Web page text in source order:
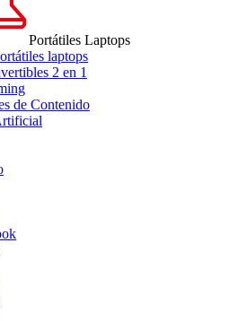
Portátiles Laptops
laptops
2 en 1
de Contenido